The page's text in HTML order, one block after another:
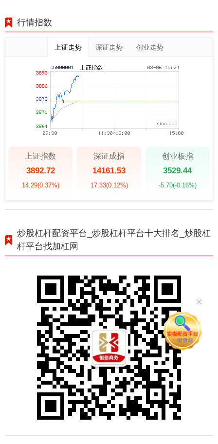
行情指数
上证走势 深证走势 创业走势
上证指数
3892.72
14.29(0.37%)
深证成指
14161.53
17.33(0.12%)
创业板指
3529.44
-5.70(-0.16%)
炒股杠杆配资平台_炒股杠杆平台十大排名_炒股杠
杆平台找加杠网